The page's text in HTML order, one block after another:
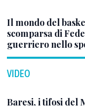
Il mondo del
scomparsa di
guerriero nello
VIDEO
Baresi, i tifosi del